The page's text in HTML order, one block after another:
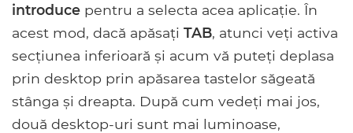
introduce pentru a selecta acea aplicație. În
acest mod, dacă apăsați TAB, atunci veți activa
secțiunea inferioară și acum vă puteți deplasa
prin desktop prin apăsarea tastelor săgeată
stânga și dreapta. După cum vedeți mai jos,
două desktop-uri sunt mai luminoase,